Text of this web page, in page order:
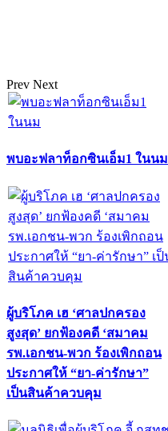
Prev Next
พบอะฟลาท็อกซินเอ็ม1 ในนม
ผู้บริโภค เฮ ‘ศาลปกครอง
สูงสุด’ ยกฟ้องคดี ‘สมาคม
รพ.เอกชน-พวก ร้องเพิกถอน
ประกาศให้ “ยา-ค่ารักษา”
เป็นสินค้าควบคุม